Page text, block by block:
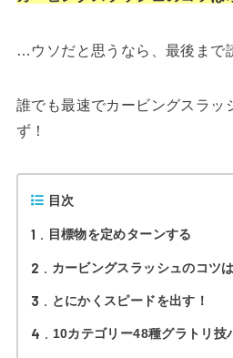
…ウソだと思うなら、最後まで
誰でも最速でカービングスラッ
ず！
目次
1 目標物を定めターンする
2 カービングスラッシュのコツ
3 とにかくスピードを出す！
4 10カテゴリー48種グラトリ技